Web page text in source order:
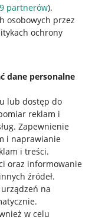
9 partnerów).
osobowych przez
ochrony
dane personalne
lub dostęp do
reklam i
. Zapewnienie
i naprawianie
i treści.
oraz informowanie
źródeł.
na
.
w celu